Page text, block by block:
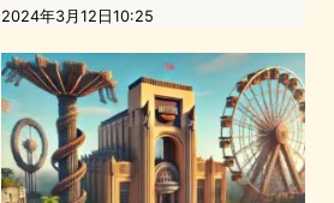
2024年3月12日10:25